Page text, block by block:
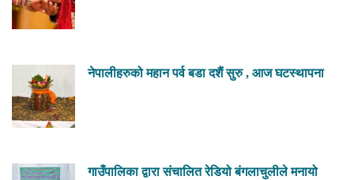
नेपालीहरुको महान पर्व बडा दशैं सुरु , आज घटस्थापना
गाउँपालिका द्वारा संचालित रेडियो बंगलाचुलीले मनायो